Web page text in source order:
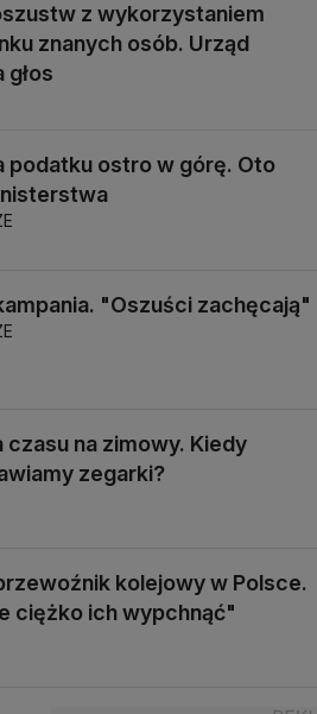
z wykorzystaniem
znanych osób. Urząd
głos
podatku ostro w górę. Oto
"Oszuści zachęcają"
czasu na zimowy. Kiedy
zegarki?
kolejowy w Polsce.
ciężko ich wypchnąć"